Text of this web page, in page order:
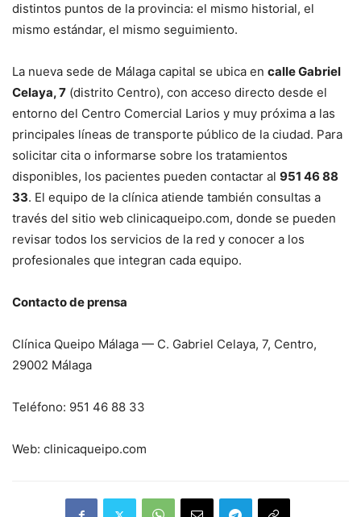
distintos puntos de la provincia: el mismo historial, el
mismo estándar, el mismo seguimiento.
La nueva sede de Málaga capital se ubica en calle Gabriel
Celaya, 7 (distrito Centro), con acceso directo desde el
entorno del Centro Comercial Larios y muy próxima a las
principales líneas de transporte público de la ciudad. Para
solicitar cita o informarse sobre los tratamientos
disponibles, los pacientes pueden contactar al 951 46 88
33. El equipo de la clínica atiende también consultas a
través del sitio web clinicaqueipo.com, donde se pueden
revisar todos los servicios de la red y conocer a los
profesionales que integran cada equipo.
Contacto de prensa
Clínica Queipo Málaga — C. Gabriel Celaya, 7, Centro,
29002 Málaga
Teléfono: 951 46 88 33
Web: clinicaqueipo.com